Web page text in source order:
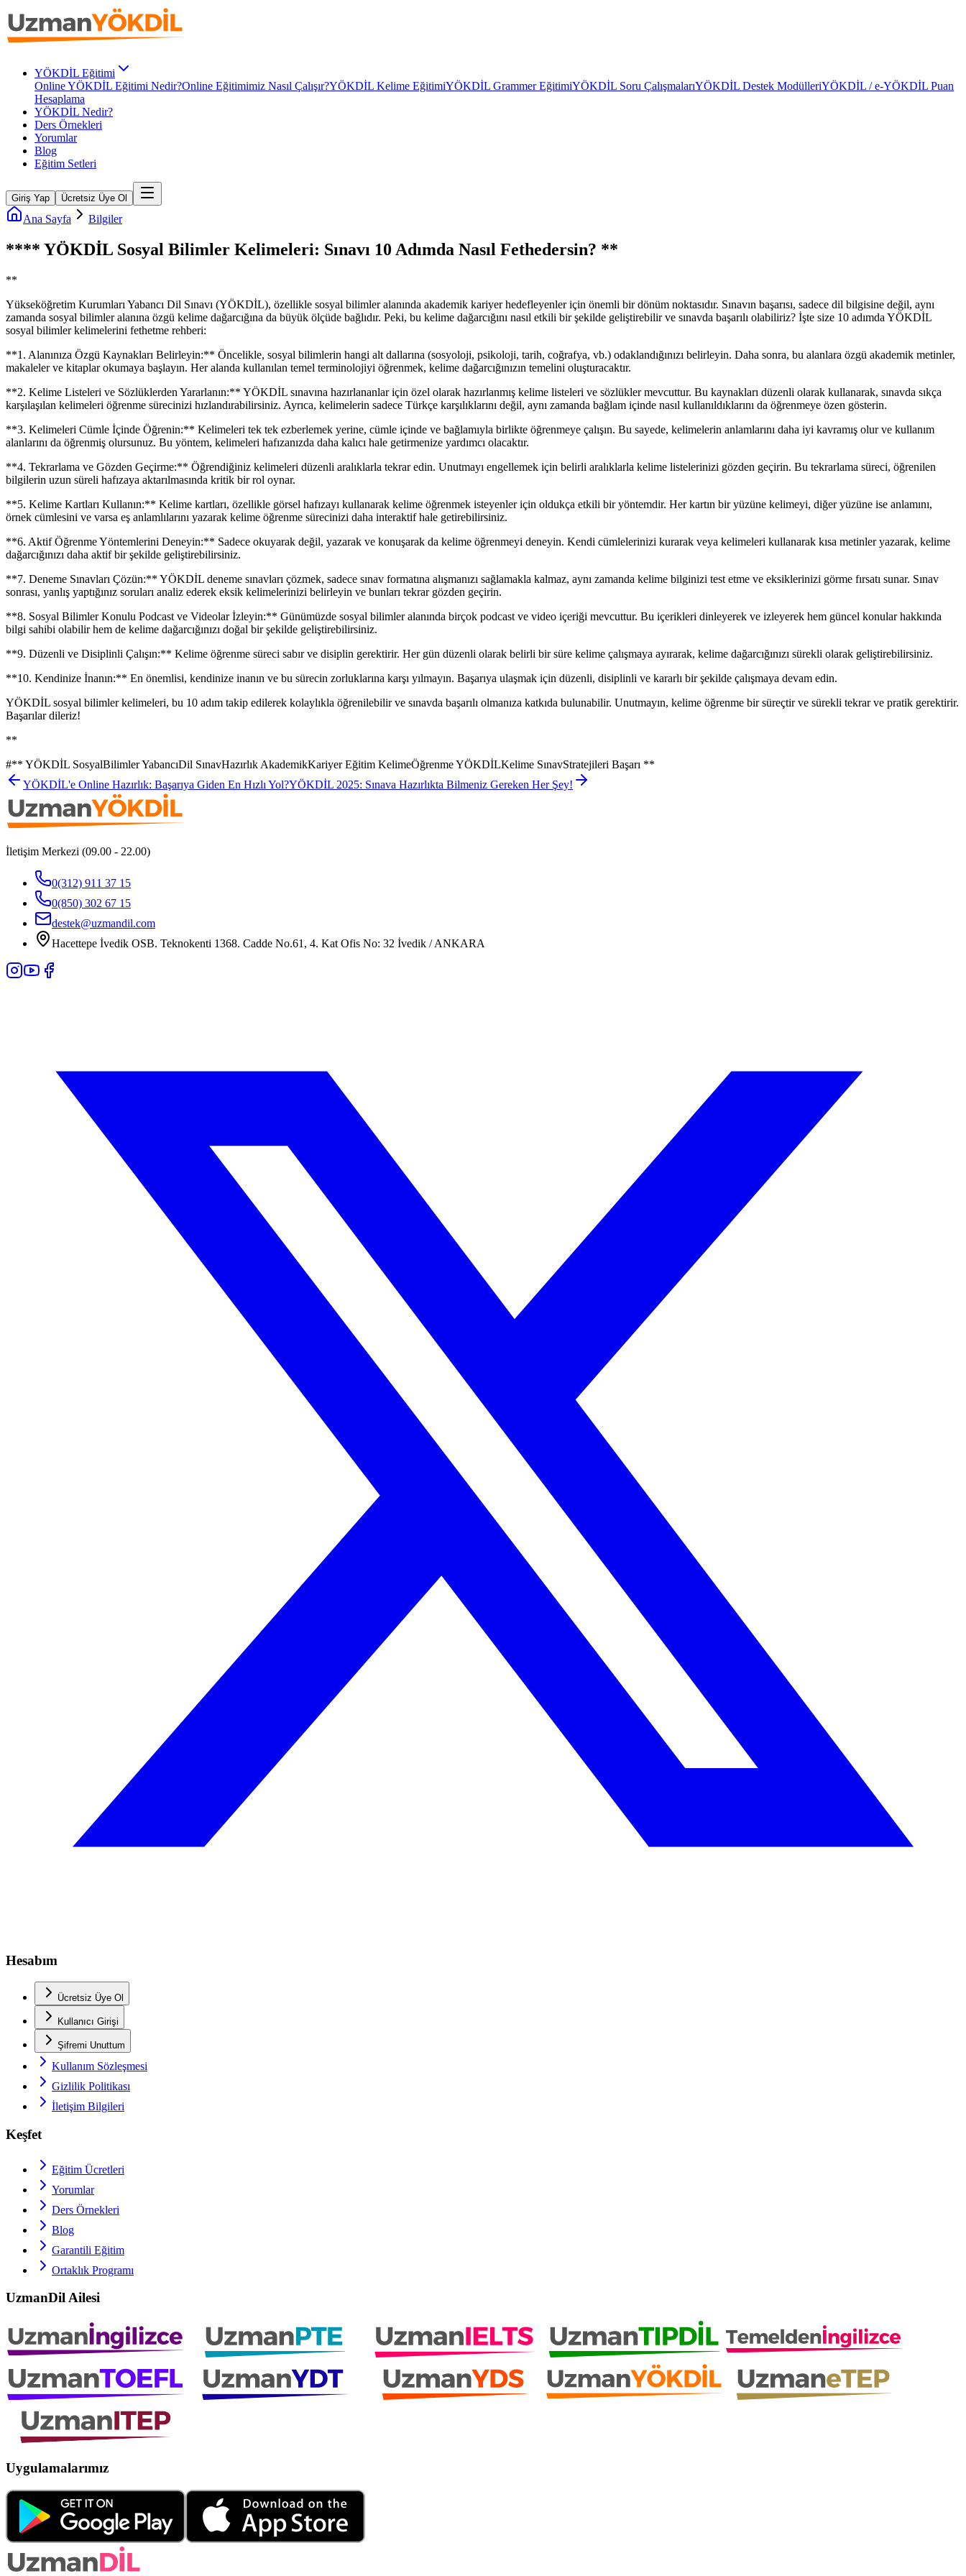
YÖKDİL Eğitimi
Online YÖKDİL Eğitimi Nedir?Online Eğitimimiz Nasıl Çalışır?YÖKDİL Kelime EğitimiYÖKDİL Grammer EğitimiYÖKDİL Soru ÇalışmalarıYÖKDİL Destek ModülleriYÖKDİL / e-YÖKDİL Puan
Hesaplama
YÖKDİL Nedir?
Ders Örnekleri
Yorumlar
Blog
Eğitim Setleri
Giriş Yap Ücretsiz Üye Ol
Ana Sayfa Bilgiler
**** YÖKDİL Sosyal Bilimler Kelimeleri: Sınavı 10 Adımda Nasıl Fethedersin? **
**
Yükseköğretim Kurumları Yabancı Dil Sınavı (YÖKDİL), özellikle sosyal bilimler alanında akademik kariyer hedefleyenler için önemli bir dönüm noktasıdır. Sınavın başarısı, sadece dil bilgisine değil, aynı
zamanda sosyal bilimler alanına özgü kelime dağarcığına da büyük ölçüde bağlıdır. Peki, bu kelime dağarcığını nasıl etkili bir şekilde geliştirebilir ve sınavda başarılı olabiliriz? İşte size 10 adımda YÖKDİL
sosyal bilimler kelimelerini fethetme rehberi:
**1. Alanınıza Özgü Kaynakları Belirleyin:** Öncelikle, sosyal bilimlerin hangi alt dallarına (sosyoloji, psikoloji, tarih, coğrafya, vb.) odaklandığınızı belirleyin. Daha sonra, bu alanlara özgü akademik metinler,
makaleler ve kitaplar okumaya başlayın. Her alanda kullanılan temel terminolojiyi öğrenmek, kelime dağarcığınızın temelini oluşturacaktır.
**2. Kelime Listeleri ve Sözlüklerden Yararlanın:** YÖKDİL sınavına hazırlananlar için özel olarak hazırlanmış kelime listeleri ve sözlükler mevcuttur. Bu kaynakları düzenli olarak kullanarak, sınavda sıkça
karşılaşılan kelimeleri öğrenme sürecinizi hızlandırabilirsiniz. Ayrıca, kelimelerin sadece Türkçe karşılıklarını değil, aynı zamanda bağlam içinde nasıl kullanıldıklarını da öğrenmeye özen gösterin.
**3. Kelimeleri Cümle İçinde Öğrenin:** Kelimeleri tek tek ezberlemek yerine, cümle içinde ve bağlamıyla birlikte öğrenmeye çalışın. Bu sayede, kelimelerin anlamlarını daha iyi kavramış olur ve kullanım
alanlarını da öğrenmiş olursunuz. Bu yöntem, kelimeleri hafızanızda daha kalıcı hale getirmenize yardımcı olacaktır.
**4. Tekrarlama ve Gözden Geçirme:** Öğrendiğiniz kelimeleri düzenli aralıklarla tekrar edin. Unutmayı engellemek için belirli aralıklarla kelime listelerinizi gözden geçirin. Bu tekrarlama süreci, öğrenilen
bilgilerin uzun süreli hafızaya aktarılmasında kritik bir rol oynar.
**5. Kelime Kartları Kullanın:** Kelime kartları, özellikle görsel hafızayı kullanarak kelime öğrenmek isteyenler için oldukça etkili bir yöntemdir. Her kartın bir yüzüne kelimeyi, diğer yüzüne ise anlamını,
örnek cümlesini ve varsa eş anlamlılarını yazarak kelime öğrenme sürecinizi daha interaktif hale getirebilirsiniz.
**6. Aktif Öğrenme Yöntemlerini Deneyin:** Sadece okuyarak değil, yazarak ve konuşarak da kelime öğrenmeyi deneyin. Kendi cümlelerinizi kurarak veya kelimeleri kullanarak kısa metinler yazarak, kelime
dağarcığınızı daha aktif bir şekilde geliştirebilirsiniz.
**7. Deneme Sınavları Çözün:** YÖKDİL deneme sınavları çözmek, sadece sınav formatına alışmanızı sağlamakla kalmaz, aynı zamanda kelime bilginizi test etme ve eksiklerinizi görme fırsatı sunar. Sınav
sonrası, yanlış yaptığınız soruları analiz ederek eksik kelimelerinizi belirleyin ve bunları tekrar gözden geçirin.
**8. Sosyal Bilimler Konulu Podcast ve Videolar İzleyin:** Günümüzde sosyal bilimler alanında birçok podcast ve video içeriği mevcuttur. Bu içerikleri dinleyerek ve izleyerek hem güncel konular hakkında
bilgi sahibi olabilir hem de kelime dağarcığınızı doğal bir şekilde geliştirebilirsiniz.
**9. Düzenli ve Disiplinli Çalışın:** Kelime öğrenme süreci sabır ve disiplin gerektirir. Her gün düzenli olarak belirli bir süre kelime çalışmaya ayırarak, kelime dağarcığınızı sürekli olarak geliştirebilirsiniz.
**10. Kendinize İnanın:** En önemlisi, kendinize inanın ve bu sürecin zorluklarına karşı yılmayın. Başarıya ulaşmak için düzenli, disiplinli ve kararlı bir şekilde çalışmaya devam edin.
YÖKDİL sosyal bilimler kelimeleri, bu 10 adım takip edilerek kolaylıkla öğrenilebilir ve sınavda başarılı olmanıza katkıda bulunabilir. Unutmayın, kelime öğrenme bir süreçtir ve sürekli tekrar ve pratik gerektirir.
Başarılar dileriz!
**
#** YÖKDİL SosyalBilimler YabancıDil SınavHazırlık AkademikKariyer Eğitim KelimeÖğrenme YÖKDİLKelime SınavStratejileri Başarı **
YÖKDİL'e Online Hazırlık: Başarıya Giden En Hızlı Yol?YÖKDİL 2025: Sınava Hazırlıkta Bilmeniz Gereken Her Şey!
İletişim Merkezi (09.00 - 22.00)
0(312) 911 37 15
0(850) 302 67 15
destek@uzmandil.com
Hacettepe İvedik OSB. Teknokenti 1368. Cadde No.61, 4. Kat Ofis No: 32 İvedik / ANKARA
Hesabım
Ücretsiz Üye Ol
Kullanıcı Girişi
Şifremi Unuttum
Kullanım Sözleşmesi
Gizlilik Politikası
İletişim Bilgileri
Keşfet
Eğitim Ücretleri
Yorumlar
Ders Örnekleri
Blog
Garantili Eğitim
Ortaklık Programı
UzmanDil Ailesi
Uygulamalarımız